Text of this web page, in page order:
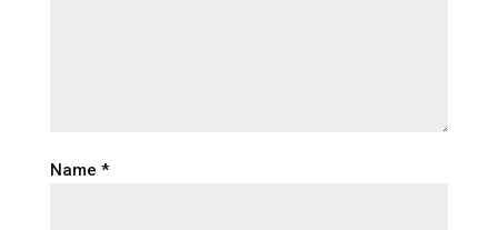
Name *